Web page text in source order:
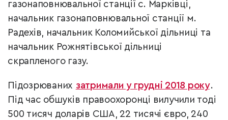
газонаповнювальної станції с. Марківці,
начальник газонаповнювальної станції м.
Радехів, начальник Коломийської дільниці та
начальник Рожнятівської дільниці
скрапленого газу.
Підозрюваних затримали у грудні 2018 року.
Під час обшуків правоохоронці вилучили тоді
500 тисяч доларів США, 22 тисячі євро, 240